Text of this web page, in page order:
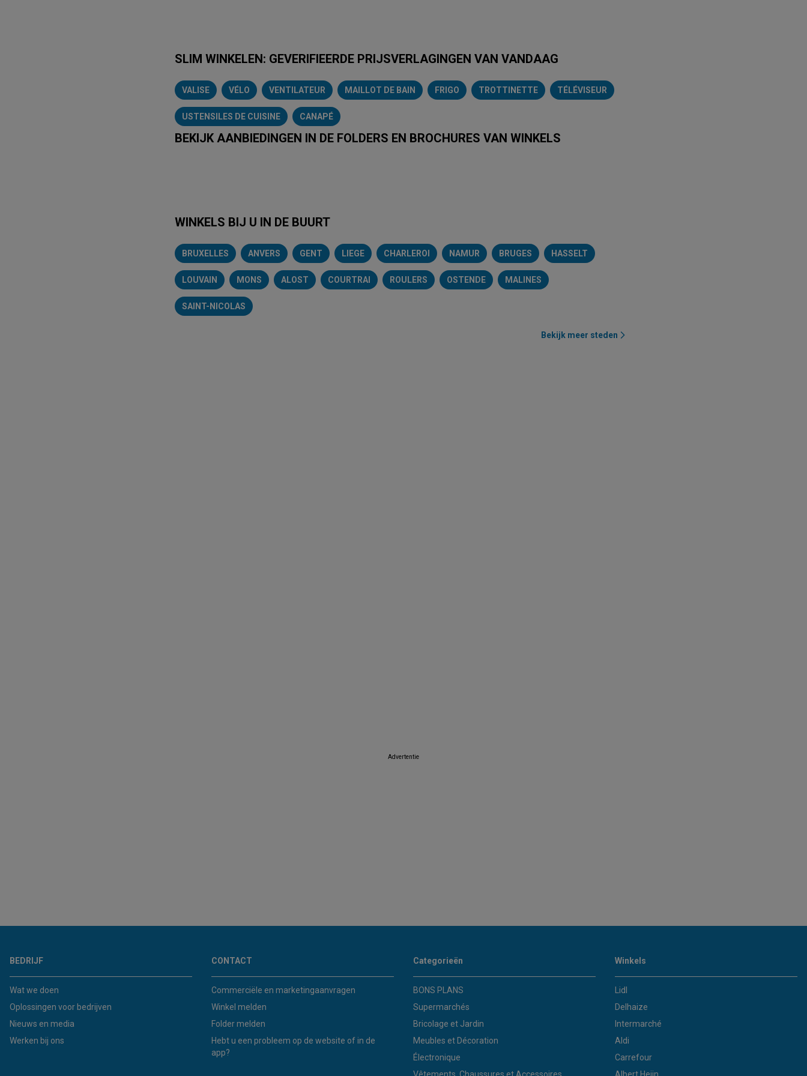
SLIM WINKELEN: GEVERIFIEERDE PRIJSVERLAGINGEN VAN VANDAAG
VALISE VÉLO VENTILATEUR MAILLOT DE BAIN FRIGO TROTTINETTE TÉLÉVISEUR
USTENSILES DE CUISINE CANAPÉ
BEKIJK AANBIEDINGEN IN DE FOLDERS EN BROCHURES VAN WINKELS
WINKELS BIJ U IN DE BUURT
BRUXELLES ANVERS GENT LIEGE CHARLEROI NAMUR BRUGES HASSELT
LOUVAIN MONS ALOST COURTRAI ROULERS OSTENDE MALINES
SAINT-NICOLAS
Bekijk meer steden
Advertentie
BEDRIJF
Wat we doen
Oplossingen voor bedrijven
Nieuws en media
Werken bij ons
CONTACT
Commerciële en marketingaanvragen
Winkel melden
Folder melden
Hebt u een probleem op de website of in de
app?
Categorieën
BONS PLANS
Supermarchés
Bricolage et Jardin
Meubles et Décoration
Électronique
Winkels
Lidl
Delhaize
Intermarché
Aldi
Carrefour